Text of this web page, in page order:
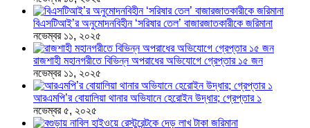
বিএসটিআই’র অনুমোদনবিহীন ‘সরিষার তেল’ বাজারজাতকারীকে জরিমানা
নভেম্বর ১১, ২০২৫
রাজশাহী মহানগরীতে বিভিন্ন অপরাধের অভিযোগে গ্রেপ্তার ১৫ জন
নভেম্বর ১১, ২০২৫
আরএমপি’র বোয়ালিয়া থানার অভিযানে হেরোইন উদ্ধার; গ্রেপ্তার ১
নভেম্বর ৫, ২০২৫